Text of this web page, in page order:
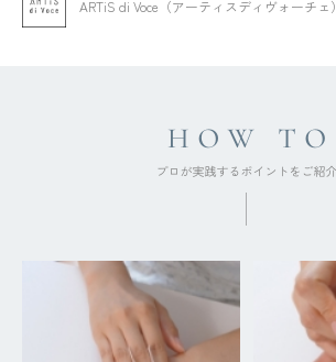
ARTiS di Voce（アーティスディヴォーチェ）